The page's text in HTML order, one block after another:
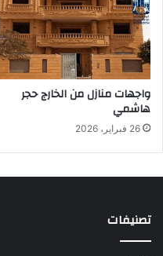
2
9
7
6
4
واجهات منازل من الخارج حجر
هاشمي
26 فبراير، 2026
تصنيفات